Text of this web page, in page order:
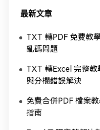
最新文章
TXT 轉PDF 免費教
亂碼問題
TXT 轉Excel 完整
與分欄錯誤解決
免費合併PDF 檔案
指南